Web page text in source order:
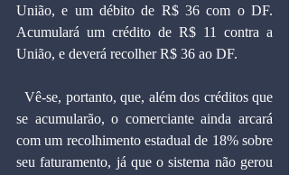
União, e um débito de R$ 36 com o DF.
Acumulará um crédito de R$ 11 contra a
União, e deverá recolher R$ 36 ao DF.
se acumularão, o comerciante ainda arcará
com um recolhimento estadual de 18% sobre
seu faturamento, já que o sistema não gerou